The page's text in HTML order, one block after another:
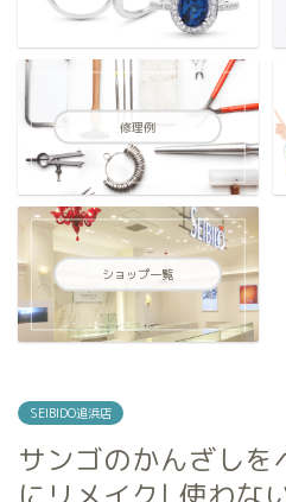
修理例
ショップ一覧
SEIBIDO追浜店
サンゴのかんざし